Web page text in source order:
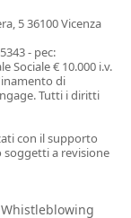
5 36100 Vicenza
- pec:
Sociale € 10.000 i.v.
di
Tutti i diritti
con il supporto
a revisione
Whistleblowing